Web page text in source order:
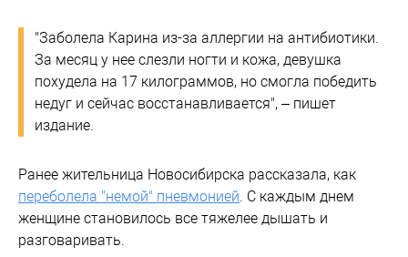
"Заболела Карина из-за аллергии на антибиотики.
За месяц у нее слезли ногти и кожа, девушка
похудела на 17 килограммов, но смогла победить
недуг и сейчас восстанавливается", – пишет
издание.
Ранее жительница Новосибирска рассказала, как
переболела "немой" пневмонией. С каждым днем
женщине становилось все тяжелее дышать и
разговаривать.